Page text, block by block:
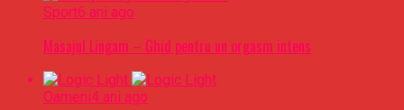
Sport6 ani ago
Masajul Lingam – Ghid pentru un orgasm intens
Oameni4 ani ago